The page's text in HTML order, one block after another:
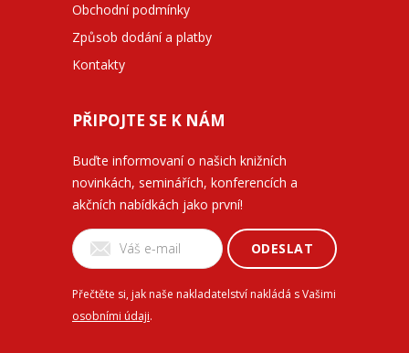
Obchodní podmínky
Způsob dodání a platby
Kontakty
PŘIPOJTE SE K NÁM
Buďte informovaní o našich knižních
novinkách, seminářích, konferencích a
akčních nabídkách jako první!
ODESLAT
Přečtěte si, jak naše nakladatelství nakládá s Vašimi
osobními údaji.